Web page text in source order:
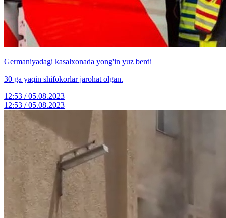
Germaniyadagi kasalxonada yong'in yuz berdi
30 ga yaqin shifokorlar jarohat olgan.
12:53 / 05.08.2023
12:53 / 05.08.2023